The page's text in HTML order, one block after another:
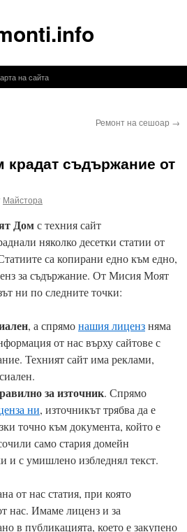
на сайта
Ремонт на сешоар →
съдържание от
Майстора
Домс техния сайт
няколко десетки статии от
са копирани едно към едно,
за съдържание. От Мисия Моят
ни по следните точки:
, а спрямонашия лицензняма
от нас върху сайтове с
Техният сайт има реклами,
за източник. Спрямо
ни, източникът трябва да е
точно към документа, който е
само стария домейн
и с умишлено избледнял текст.
от нас статия, при която
нас. Имаме лиценз и за
в публикацията, което е закупено